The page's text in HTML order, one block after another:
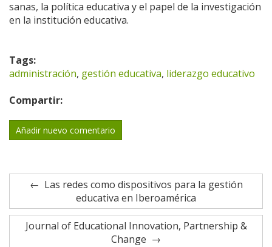
sanas, la política educativa y el papel de la investigación
en la institución educativa.
Tags:
administración, gestión educativa, liderazgo educativo
Compartir:
Añadir nuevo comentario
Las redes como dispositivos para la gestión
educativa en Iberoamérica
Journal of Educational Innovation, Partnership &
Change